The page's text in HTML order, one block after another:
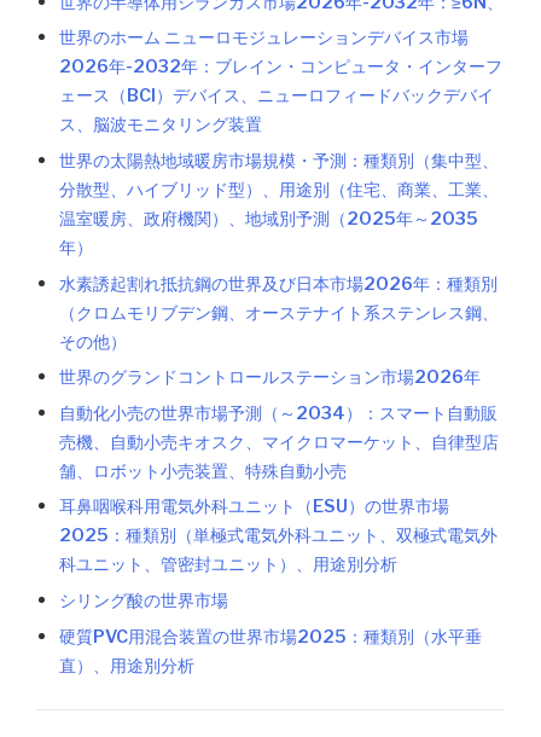
世界のホーム ニューロモジュレーションデバイス市場
2026年-2032年：ブレイン・コンピュータ・インターフ
ェース（BCI）デバイス、ニューロフィードバックデバイ
ス、脳波モニタリング装置
世界の太陽熱地域暖房市場規模・予測：種類別（集中型、
分散型、ハイブリッド型）、用途別（住宅、商業、工業、
温室暖房、政府機関）、地域別予測（2025年～2035
年）
水素誘起割れ抵抗鋼の世界及び日本市場2026年：種類別
（クロムモリブデン鋼、オーステナイト系ステンレス鋼、
その他）
世界のグランドコントロールステーション市場2026年
自動化小売の世界市場予測（～2034）：スマート自動販
売機、自動小売キオスク、マイクロマーケット、自律型店
舗、ロボット小売装置、特殊自動小売
耳鼻咽喉科用電気外科ユニット（ESU）の世界市場
2025：種類別（単極式電気外科ユニット、双極式電気外
科ユニット、管密封ユニット）、用途別分析
シリング酸の世界市場
硬質PVC用混合装置の世界市場2025：種類別（水平垂
直）、用途別分析